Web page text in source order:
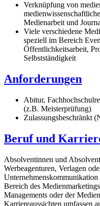
Verknüpfung von
Medienarbeit und
Viele verschiedene
speziell im Bereich
Öffentlichkeitsarbeit,
Selbstständigkeit
Anforderungen
Abitur,
(z.B. Meisterprüfung)
Zulassungsbeschränkt
Beruf und
Absolventinnen und
Werbeagenturen, Verlagen
Bereich des
Managements oder der
Karriereaussichten umfassen